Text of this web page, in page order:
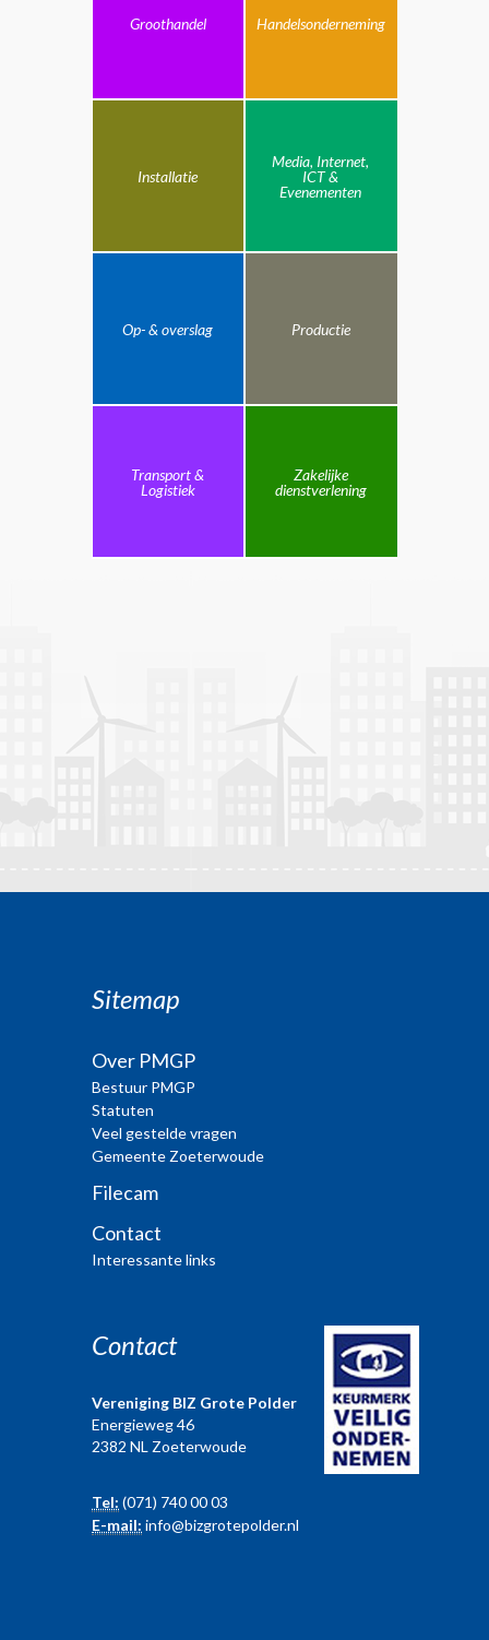
Groothandel Handelsonderneming
Installatie
Media, Internet,
ICT &
Evenementen
Op- & overslag Productie
Transport &
Logistiek
Zakelijke
dienstverlening
Sitemap
Over PMGP
Bestuur PMGP
Statuten
Veel gestelde vragen
Gemeente Zoeterwoude
Filecam
Contact
Interessante links
Contact
Vereniging BIZ Grote Polder
Energieweg 46
2382 NL Zoeterwoude
Tel: (071) 740 00 03
E-mail: info@bizgrotepolder.nl